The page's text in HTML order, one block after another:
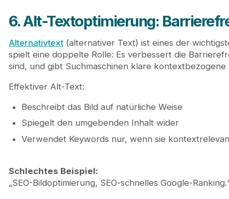
6. Alt-Textoptimierung:
Alternativtext(alternativer Text) ist eines der
spielt eine doppelte Rolle: Es verbessert die
sind, und gibt Suchmaschinen klare kontextbezogene
Effektiver Alt-Text:
Beschreibt das Bild auf natürliche Weise
Spiegelt den umgebenden Inhalt wider
Verwendet Keywords nur, wenn sie
Schlechtes Beispiel:
„SEO-Bildoptimierung, SEO-schnelles Google-